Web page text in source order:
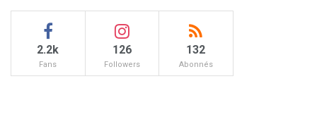
2.2k
Fans
126
Followers
132
Abonnés